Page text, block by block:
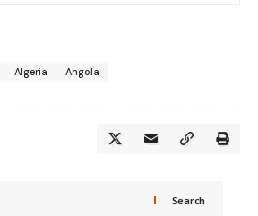
Algeria Angola
Search